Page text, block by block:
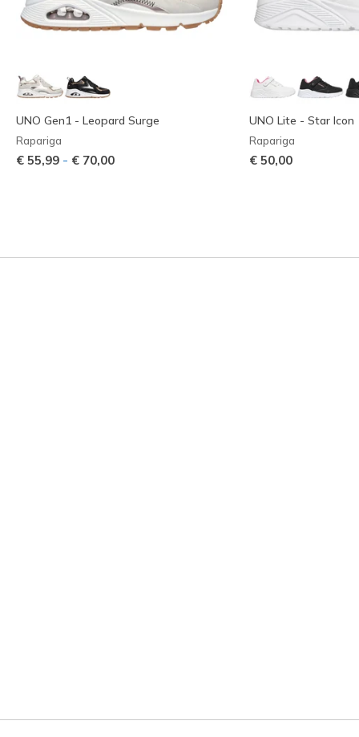
UNO Gen1 - Leopard Surge
Rapariga
€ 55,99 - € 70,00
UNO Lite - Star Icon
Rapariga
€ 50,00